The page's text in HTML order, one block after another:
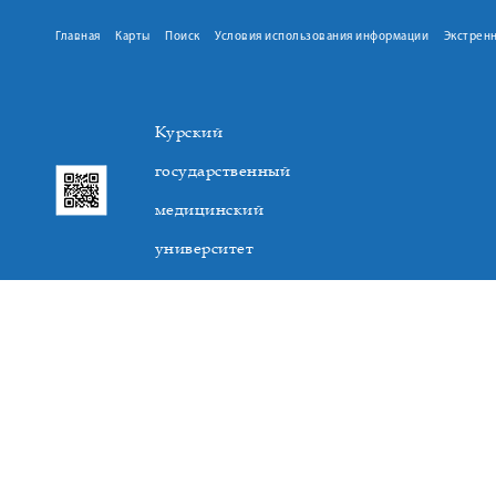
Главная Карты Поиск Условия использования информации
Курский
государственный
медицинский
университет